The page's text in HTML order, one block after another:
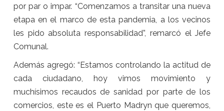
por par o impar. “Comenzamos a transitar una nueva
etapa en el marco de esta pandemia, a los vecinos
les pido absoluta responsabilidad”, remarcó el Jefe
Comunal.
Además agregó: “Estamos controlando la actitud de
cada ciudadano, hoy vimos movimiento y
muchísimos recaudos de sanidad por parte de los
comercios, este es el Puerto Madryn que queremos,